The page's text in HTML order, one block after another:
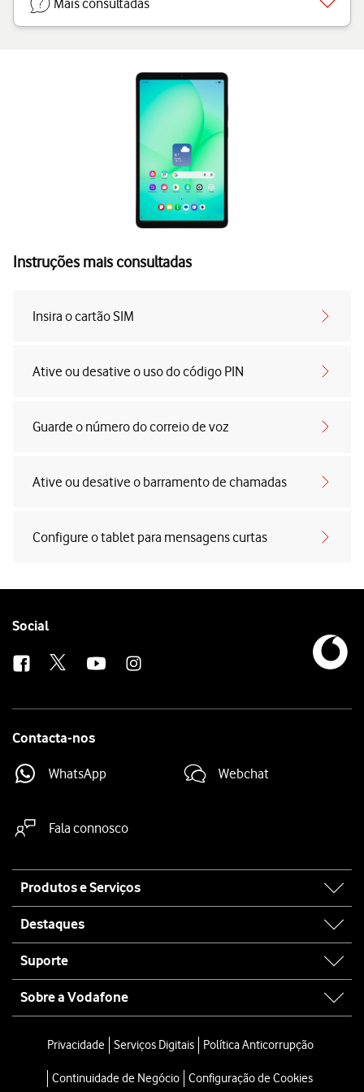
Mais consultadas
Instruções mais consultadas
Insira o cartão SIM
Ative ou desative o uso do código PIN
Guarde o número do correio de voz
Ative ou desative o barramento de chamadas
Configure o tablet para mensagens curtas
Follow
Social
Contacta-nos
WhatsApp Webchat
Fala connosco
map
Produtos e Serviços
Destaques
Suporte
Sobre a Vodafone
Privacidade Serviços Digitais Política Anticorrupção
Continuidade de Negócio Configuração de Cookies